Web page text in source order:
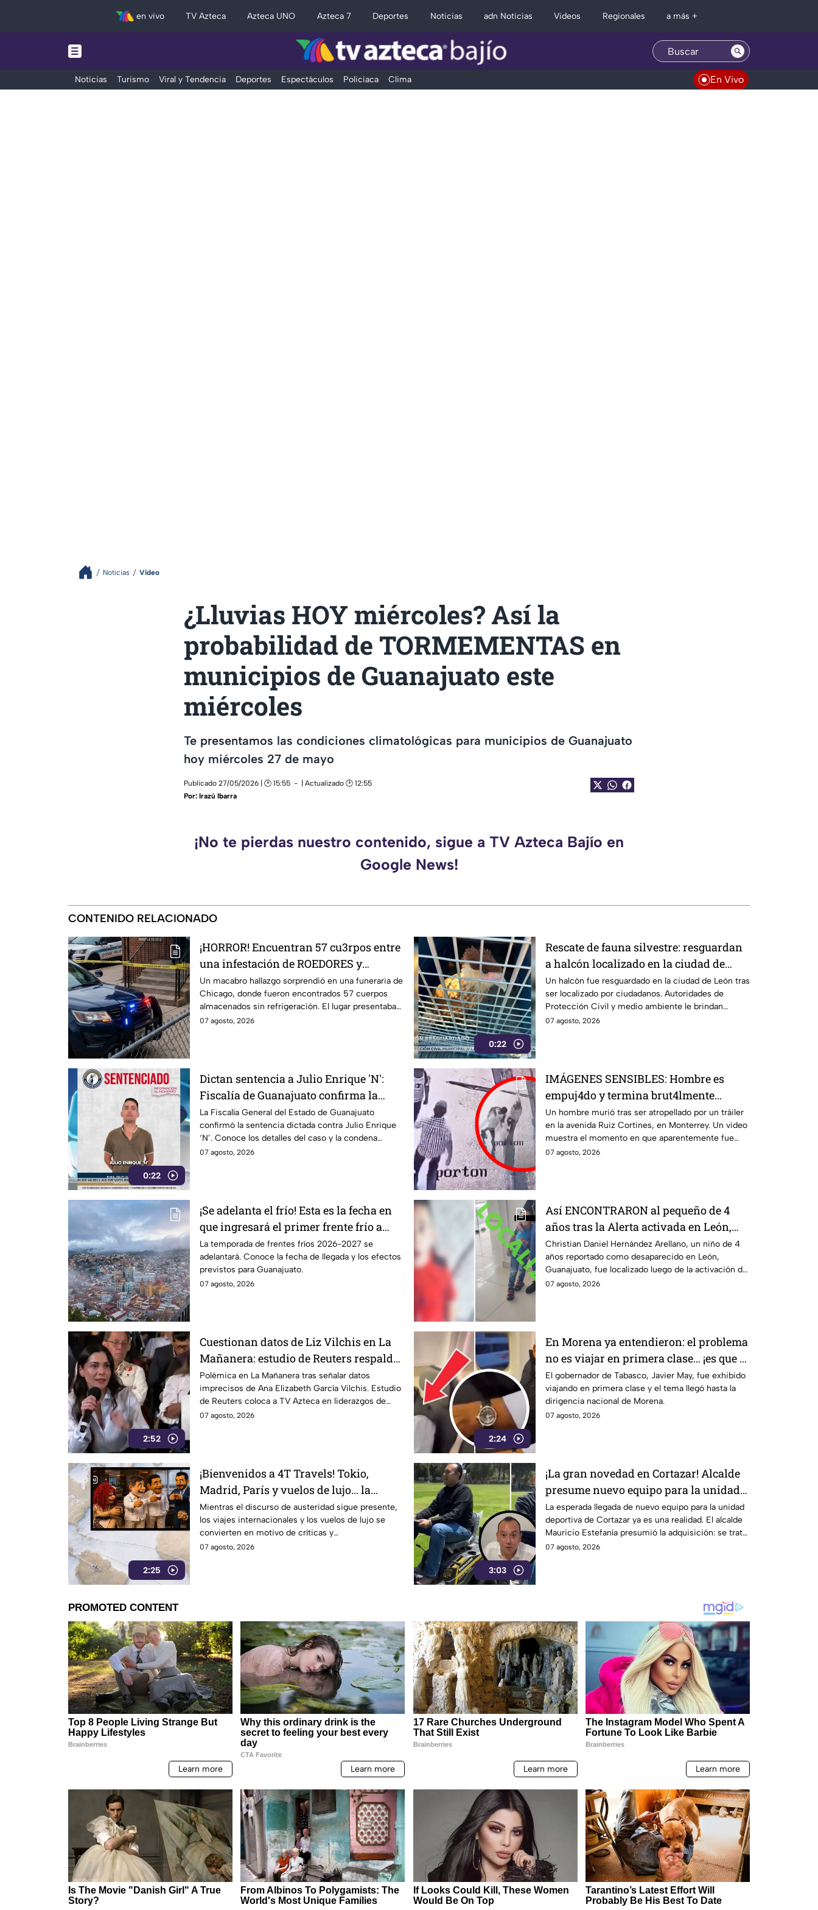
en vivo TV Azteca Azteca UNO Azteca 7 Deportes Noticias adn Noticias Videos Regionales a más +
Noticias Turismo Viral y Tendencia Deportes Espectáculos Policiaca Clima En Vivo
Noticias Video
¿Lluvias HOY miércoles? Así la
probabilidad de TORMEMENTAS en
municipios de Guanajuato este
miércoles
Te presentamos las condiciones climatológicas para municipios de Guanajuato
hoy miércoles 27 de mayo
Publicado 27/05/2026 | 🕑 15:55
| Actualizado 🕑 12:55
Por: Irazú Ibarra
¡No te pierdas nuestro contenido, sigue a TV Azteca Bajío en
Google News!
CONTENIDO RELACIONADO
¡HORROR! Encuentran 57 cu3rpos entre
una infestación de ROEDORES y
GUSANOS, dentro de una funeraria
Un macabro hallazgo sorprendió en una funeraria de
Chicago, donde fueron encontrados 57 cuerpos
almacenados sin refrigeración. El lugar presentaba
condiciones inadecuadas.
07 agosto, 2026
0:22
Rescate de fauna silvestre: resguardan
a halcón localizado en la ciudad de
León
Un halcón fue resguardado en la ciudad de León tras
ser localizado por ciudadanos. Autoridades de
Protección Civil y medio ambiente le brindan
atención.
07 agosto, 2026
0:22
Dictan sentencia a Julio Enrique 'N':
Fiscalía de Guanajuato confirma la
condena
La Fiscalía General del Estado de Guanajuato
confirmó la sentencia dictada contra Julio Enrique
‘N’. Conoce los detalles del caso y la condena
impuesta.
07 agosto, 2026
IMÁGENES SENSIBLES: Hombre es
empuj4do y termina brut4lmente
ATROP3LLADO por un tráiler; así
ocurrió la trag3dia
Un hombre murió tras ser atropellado por un tráiler
en la avenida Ruiz Cortines, en Monterrey. Un video
muestra el momento en que aparentemente fue
empujado antes del hecho.
07 agosto, 2026
¡Se adelanta el frío! Esta es la fecha en
que ingresará el primer frente frío a
Guanajuato
La temporada de frentes fríos 2026-2027 se
adelantará. Conoce la fecha de llegada y los efectos
previstos para Guanajuato.
07 agosto, 2026
Así ENCONTRARON al pequeño de 4
años tras la Alerta activada en León,
Guanajuato: CONFIRMAN H4LLAZGO
Christian Daniel Hernández Arellano, un niño de 4
años reportado como desaparecido en León,
Guanajuato, fue localizado luego de la activación de
la Alerta.
07 agosto, 2026
2:52
Cuestionan datos de Liz Vilchis en La
Mañanera: estudio de Reuters respalda
a TV Azteca
Polémica en La Mañanera tras señalar datos
imprecisos de Ana Elizabeth García Vilchis. Estudio
de Reuters coloca a TV Azteca en liderazgos de
credibilidad.
07 agosto, 2026
2:24
En Morena ya entendieron: el problema
no es viajar en primera clase… ¡es que te
graben!
El gobernador de Tabasco, Javier May, fue exhibido
viajando en primera clase y el tema llegó hasta la
dirigencia nacional de Morena.
07 agosto, 2026
2:25
¡Bienvenidos a 4T Travels! Tokio,
Madrid, París y vuelos de lujo… la
austeridad puede esperar
Mientras el discurso de austeridad sigue presente,
los viajes internacionales y los vuelos de lujo se
convierten en motivo de críticas y
cuestionamientos en redes.
07 agosto, 2026
3:03
¡La gran novedad en Cortazar! Alcalde
presume nuevo equipo para la unidad
deportiva… y era una podadora
La esperada llegada de nuevo equipo para la unidad
deportiva de Cortazar ya es una realidad. El alcalde
Mauricio Estefanía presumió la adquisición: se trata
de una podadora.
07 agosto, 2026